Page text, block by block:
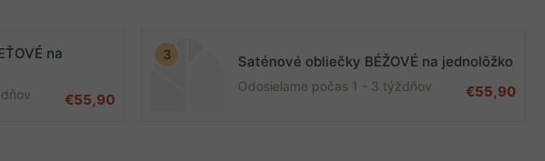
na
€55,90
Saténové obliečky BÉŽOVÉ na jednolôžko
Odosielame počas 1 - 3 týždňov €55,90